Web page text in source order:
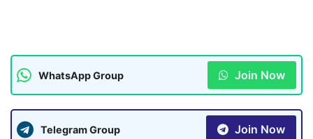
WhatsApp Group Join Now
Telegram Group Join Now